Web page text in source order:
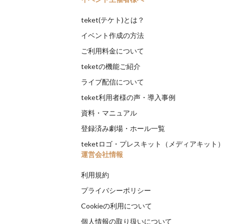
teket(テケト)とは？
イベント作成の方法
ご利用料金について
teketの機能ご紹介
ライブ配信について
teket利用者様の声・導入事例
資料・マニュアル
登録済み劇場・ホール一覧
teketロゴ・プレスキット（メディアキット）
運営会社情報
利用規約
プライバシーポリシー
Cookieの利用について
個人情報の取り扱いについて